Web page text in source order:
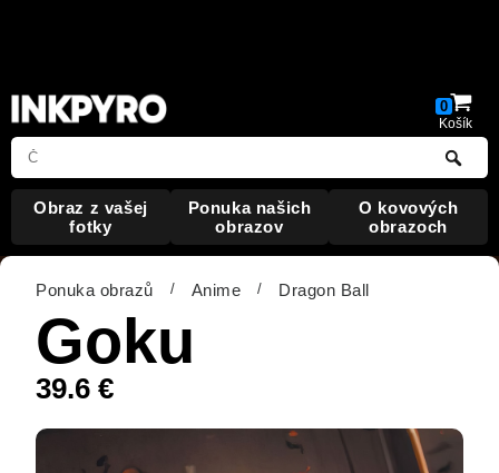
Obraz z vašej
fotky
Ponukanašich
obrazov
O kovových
obrazoch
0
Košík
Ponuka obrazů / Anime / Dragon Ball
Goku
39.6 €